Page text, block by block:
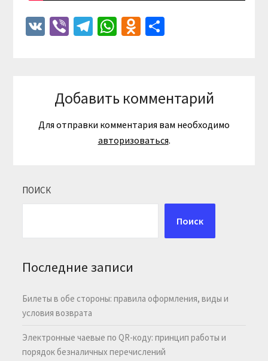
VKViberTelegram
WhatsApp
Odnoklassniki
Отправить
Добавить комментарий
Для отправки комментария вам необходимо
авторизоваться.
ПОИСК
Поиск
Последние записи
Билеты в обе стороны: правила оформления, виды и
условия возврата
Электронные чаевые по QR-коду: принцип работы и
порядок безналичных перечислений